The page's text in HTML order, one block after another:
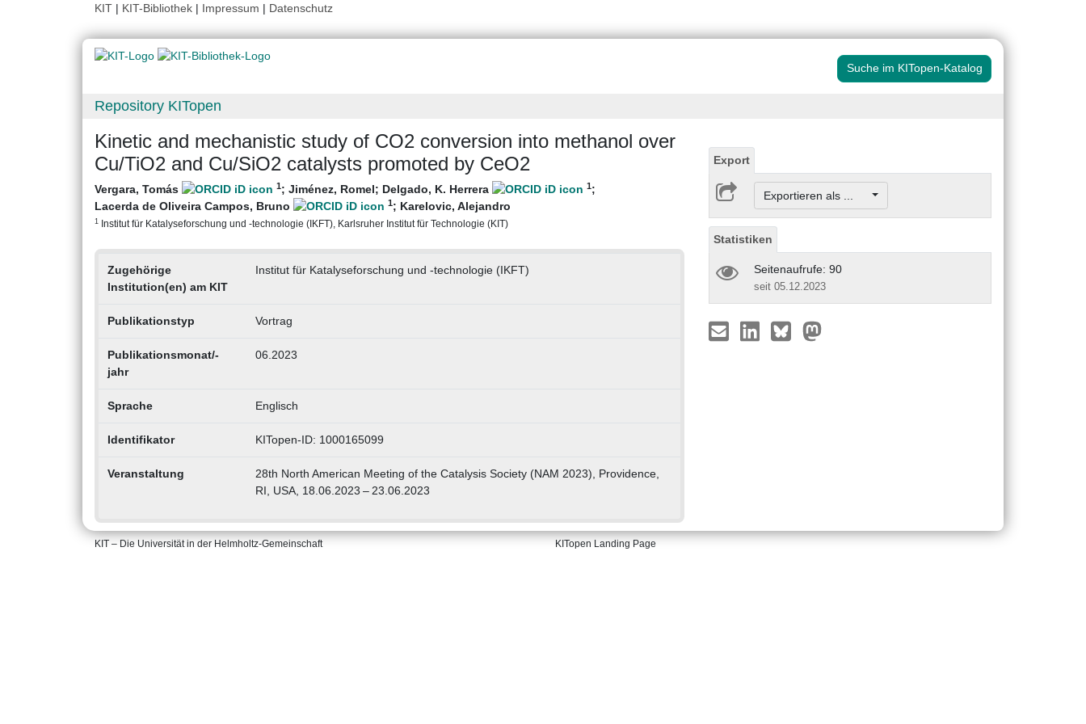
KIT | KIT-Bibliothek | Impressum | Datenschutz
Suche im KITopen-Katalog
Repository KITopen
Kinetic and mechanistic study of CO2 conversion into methanol over
Cu/TiO2 and Cu/SiO2 catalysts promoted by CeO2
Vergara, Tomás 1; Jiménez, Romel; Delgado, K. Herrera 1;
Lacerda de Oliveira Campos, Bruno
1; Karelovic, Alejandro
1 Institut für Katalyseforschung und -technologie (IKFT), Karlsruher Institut für Technologie (KIT)
Zugehörige
Institution(en) am KIT
Institut für Katalyseforschung und -technologie (IKFT)
Publikationstyp Vortrag
Publikationsmonat/-
jahr
06.2023
Sprache Englisch
Identifikator KITopen-ID: 1000165099
Veranstaltung
28th North American Meeting of the Catalysis Society (NAM 2023), Providence,
RI, USA, 18.06.2023 – 23.06.2023
Export
Exportieren als ...
Statistiken
Seitenaufrufe: 90
seit 05.12.2023
KIT – Die Universität in der Helmholtz-Gemeinschaft KITopen Landing Page